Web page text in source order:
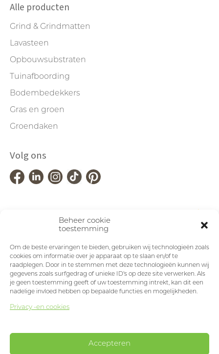
Beheer cookie
toestemming
Om de beste ervaringen te bieden, gebruiken wij technologieën zoals
cookies om informatie over je apparaat op te slaan en/of te
raadplegen. Door in te stemmen met deze technologieën kunnen wij
gegevens zoals surfgedrag of unieke ID's op deze site verwerken. Als
je geen toestemming geeft of uw toestemming intrekt, kan dit een
nadelige invloed hebben op bepaalde functies en mogelijkheden.
Privacy -en cookies
Accepteren
Alle producten
Grind & Grindmatten
Lavasteen
Opbouwsubstraten
Tuinafboording
Bodembedekkers
Gras en groen
Groendaken
Volg ons